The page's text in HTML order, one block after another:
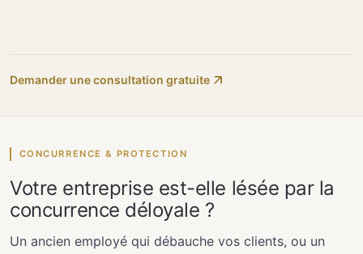
Demander une consultation gratuite
CONCURRENCE & PROTECTION
Votre entreprise est-elle lésée par la
concurrence déloyale ?
Un ancien employé qui débauche vos clients, ou un